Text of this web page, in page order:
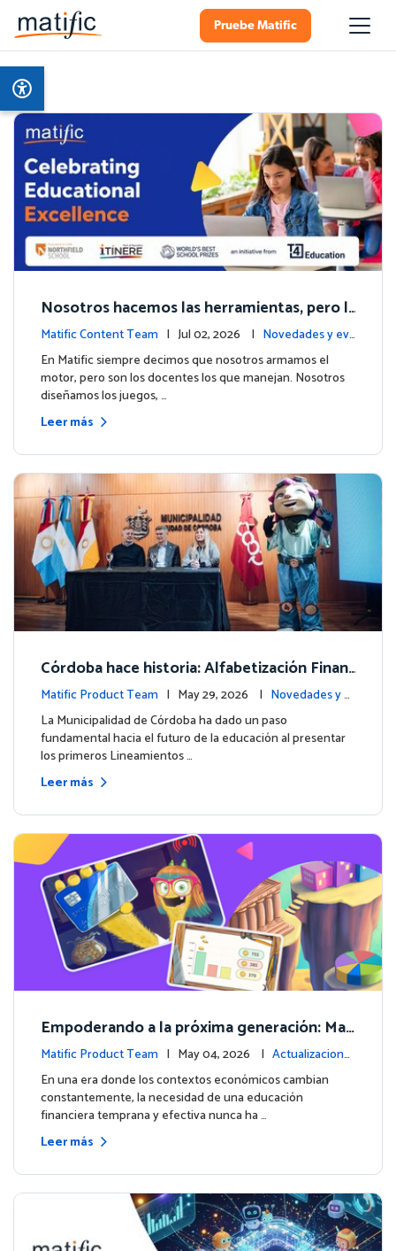
Pruebe Matific
Nosotros hacemos las herramientas, pero l
os colegios hacen la magia: Celebramos el h
ito de Northfield School en T4.
Matific Content Team | Jul 02, 2026 | Novedades y ev
entos
En Matific siempre decimos que nosotros armamos el
motor, pero son los docentes los que manejan. Nosotros
diseñamos los juegos, …
Leer más
Córdoba hace historia: Alfabetización Finan
ciera para más de 13.000 estudiantes junto
a Matific
Matific Product Team | May 29, 2026 | Novedades y e
ventos
La Municipalidad de Córdoba ha dado un paso
fundamental hacia el futuro de la educación al presentar
los primeros Lineamientos …
Leer más
Empoderando a la próxima generación: Mat
ific lanza un curso integral de Educación Fin
anciera
Matific Product Team | May 04, 2026 | Actualizacione
s de la plataforma
En una era donde los contextos económicos cambian
constantemente, la necesidad de una educación
financiera temprana y efectiva nunca ha …
Leer más